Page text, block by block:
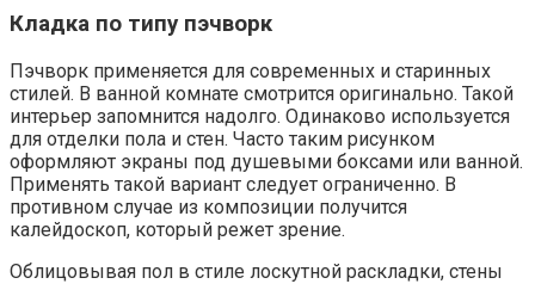
Кладка по типу пэчворк
Пэчворк применяется для современных и старинных
стилей. В ванной комнате смотрится оригинально. Такой
интерьер запомнится надолго. Одинаково используется
для отделки пола и стен. Часто таким рисунком
оформляют экраны под душевыми боксами или ванной.
Применять такой вариант следует ограниченно. В
противном случае из композиции получится
калейдоскоп, который режет зрение.
Облицовывая пол в стиле лоскутной раскладки, стены